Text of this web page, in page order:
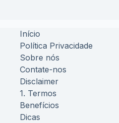
Início
Política Privacidade
Sobre nós
Contate-nos
Disclaimer
1. Termos
Benefícios
Dicas